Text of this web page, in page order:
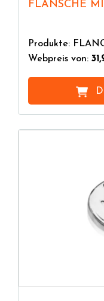
FLANSCHE
Produkte:
Webpreis von: